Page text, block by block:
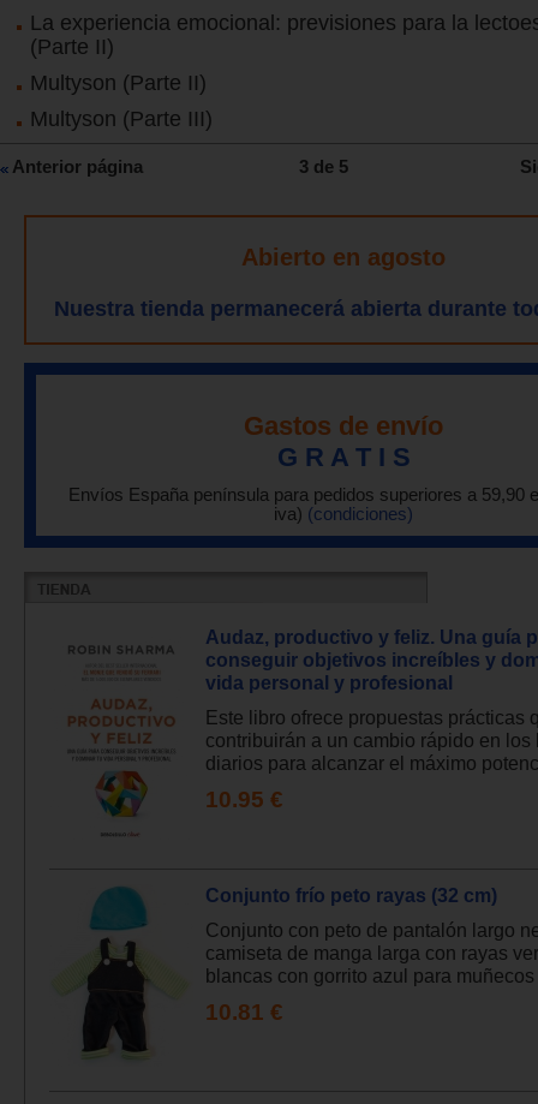
La experiencia emocional: previsiones para la
(Parte II)
Multyson (Parte II)
Multyson (Parte III)
Anterior página 3 de 5
Abierto en agosto
Nuestra tienda permanecerá abierta durante
Gastos de envío
G R A T I S
Envíos España península para pedidos superiores a 59,90
iva) (condiciones)
Audaz, productivo y feliz. Una guía
conseguir objetivos increíbles y
vida personal y profesional
Este libro ofrece propuestas prácticas
contribuirán a un cambio rápido en los
diarios para alcanzar el máximo
10.95 €
Conjunto frío peto rayas (32 cm)
Conjunto con peto de pantalón largo
camiseta de manga larga con rayas
blancas con gorrito azul para muñecos
10.81 €